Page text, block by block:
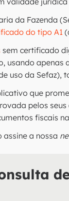
da Fazenda
do tipo A1
sem certificado
usando apenas
uso da Sefaz),
que
pelos seus
fiscais
a nossa